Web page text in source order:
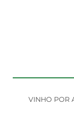
VINHO POR